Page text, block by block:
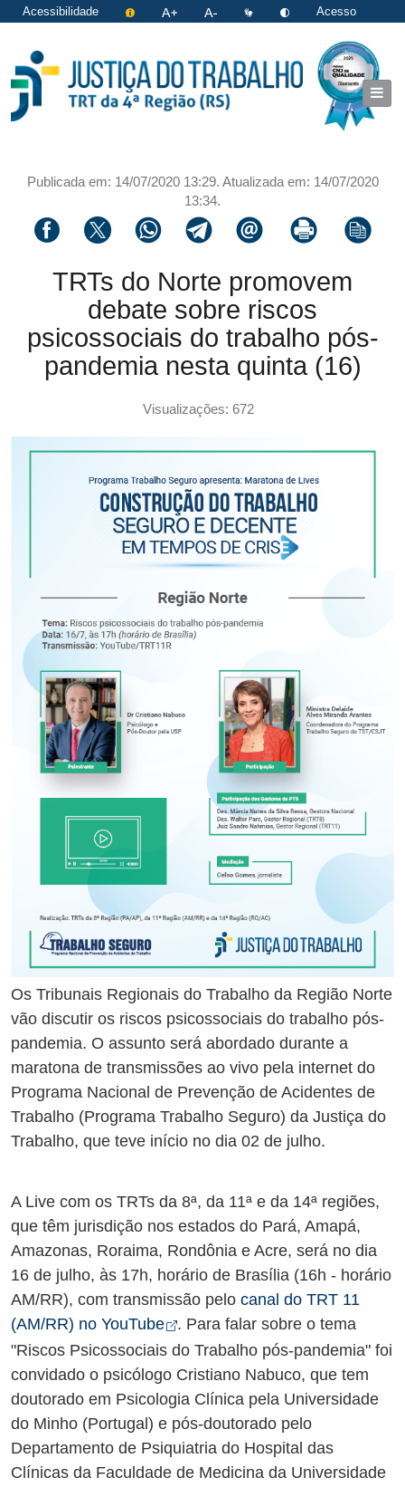
Acessibilidade
Acesso
Publicada em: 14/07/2020 13:29. Atualizada em: 14/07/2020
13:34.
Compartilhar via facebook
Compartilhar via twitter
Compartilhar via whatsapp
Compartilhar via telegram
Compartilhar via email
Imprimir a página
Copiar
TRTs do Norte promovem
debate sobre riscos
psicossociais do trabalho pós-
pandemia nesta quinta (16)
Visualizações: 672
Os Tribunais Regionais do Trabalho da Região Norte
vão discutir os riscos psicossociais do trabalho pós-
pandemia. O assunto será abordado durante a
maratona de transmissões ao vivo pela internet do
Programa Nacional de Prevenção de Acidentes de
Trabalho (Programa Trabalho Seguro) da Justiça do
Trabalho, que teve início no dia 02 de julho.
A Live com os TRTs da 8ª, da 11ª e da 14ª regiões,
que têm jurisdição nos estados do Pará, Amapá,
Amazonas, Roraima, Rondônia e Acre, será no dia
16 de julho, às 17h, horário de Brasília (16h - horário
AM/RR), com transmissão pelo canal do TRT 11
(AM/RR) no YouTube
Abre em nova aba
. Para falar sobre o tema
"Riscos Psicossociais do Trabalho pós-pandemia" foi
convidado o psicólogo Cristiano Nabuco, que tem
doutorado em Psicologia Clínica pela Universidade
do Minho (Portugal) e pós-doutorado pelo
Departamento de Psiquiatria do Hospital das
Clínicas da Faculdade de Medicina da Universidade